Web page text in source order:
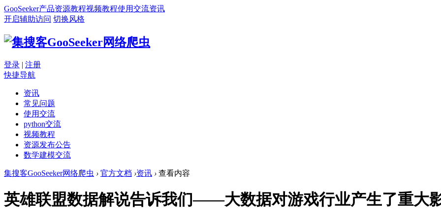
GooSeeker产品资源教程视频教程使用交流资讯
开启辅助访问 切换风格
登录 | 注册
快捷导航
资讯
常见问题
使用交流
python交流
视频教程
资源发布公告
数学建模交流
集搜客GooSeeker网络爬虫 › 官方文档 ›资讯 › 查看内容
英雄联盟数据解说告诉我们——大数据对游戏行业产生了重大